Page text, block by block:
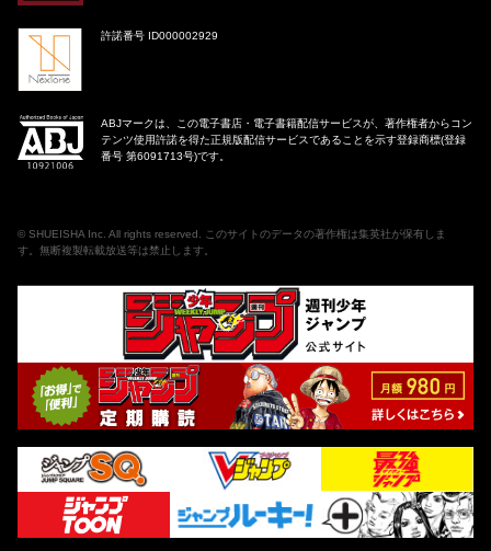
許諾番号 ID000002929
ABJマークは、この電子書店・電子書籍配信サービスが、著作権者からコン
テンツ使用許諾を得た正規版配信サービスであることを示す登録商標(登録
番号 第6091713号)です。
© SHUEISHA Inc. All rights reserved. このサイトのデータの著作権は集英社が保有しま
す。無断複製転載放送等は禁止します。